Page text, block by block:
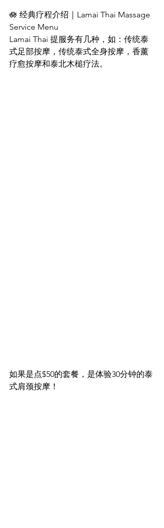
🪷 经典疗程介绍｜Lamai Thai Massage
Service Menu
Lamai Thai 提服务有几种，如：传统泰
式足部按摩，传统泰式全身按摩，香薰
疗愈按摩和泰北木槌疗法。
如果是点$50的套餐，是体验30分钟的泰
式肩颈按摩！